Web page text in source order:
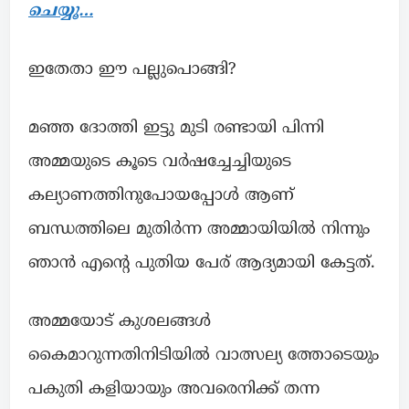
ചെയ്യൂ…
ഇതേതാ ഈ പല്ലുപൊങ്ങി?
മഞ്ഞ ദോത്തി ഇട്ടു മുടി രണ്ടായി പിന്നി
അമ്മയുടെ കൂടെ വർഷച്ചേച്ചിയുടെ
കല്യാണത്തിനുപോയപ്പോൾ ആണ്
ബന്ധത്തിലെ മുതിർന്ന അമ്മായിയിൽ നിന്നും
ഞാൻ എന്റെ പുതിയ പേര് ആദ്യമായി കേട്ടത്.
അമ്മയോട് കുശലങ്ങൾ
കൈമാറുന്നതിനിടിയിൽ വാത്സല്യ ത്തോടെയും
പകുതി കളിയായും അവരെനിക്ക് തന്ന